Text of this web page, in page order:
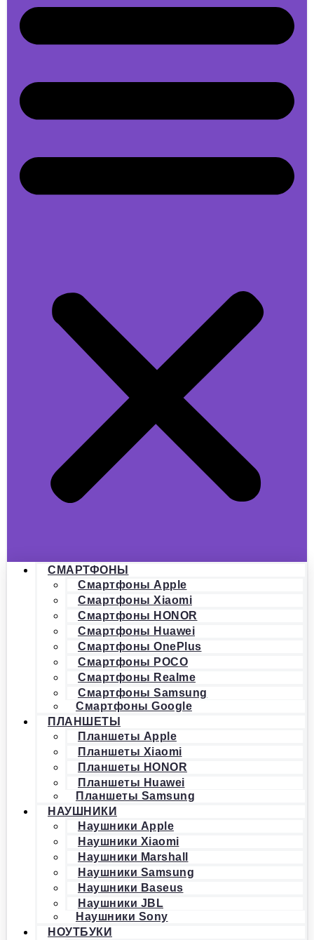
СМАРТФОНЫ
Смартфоны Apple
Смартфоны Xiaomi
Смартфоны HONOR
Смартфоны Huawei
Смартфоны OnePlus
Смартфоны POCO
Смартфоны Realme
Смартфоны Samsung
Смартфоны Google
ПЛАНШЕТЫ
Планшеты Apple
Планшеты Xiaomi
Планшеты HONOR
Планшеты Huawei
Планшеты Samsung
НАУШНИКИ
Наушники Apple
Наушники Xiaomi
Наушники Marshall
Наушники Samsung
Наушники Baseus
Наушники JBL
Наушники Sony
НОУТБУКИ